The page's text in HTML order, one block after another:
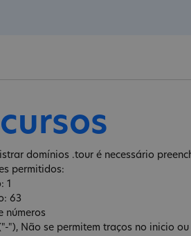
domínios .tour é necessário
permitidos:
1
63
números
"), Não se permitem traços no inicio